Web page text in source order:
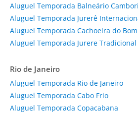
Aluguel Temporada Balneário
Aluguel Temporada Jurerê
Aluguel Temporada Cachoeira do Bom
Aluguel Temporada Jurere Tradicional
Rio de Janeiro
Aluguel Temporada Rio de Janeiro
Aluguel Temporada Cabo Frio
Aluguel Temporada Copacabana